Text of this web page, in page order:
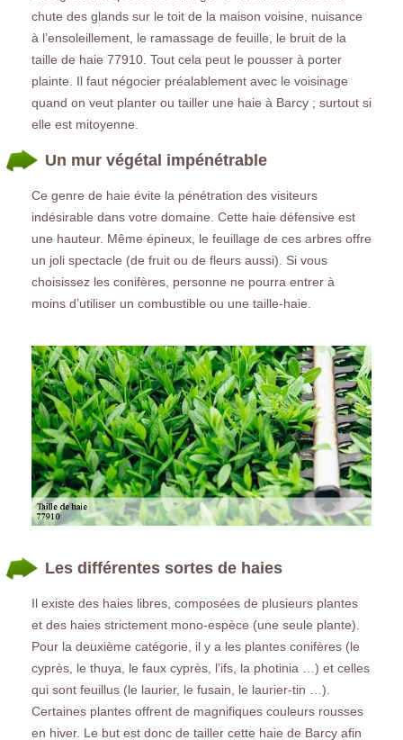
chute des glands sur le toit de la maison voisine, nuisance
à l’ensoleillement, le ramassage de feuille, le bruit de la
taille de haie 77910. Tout cela peut le pousser à porter
plainte. Il faut négocier préalablement avec le voisinage
quand on veut planter ou tailler une haie à Barcy ; surtout si
elle est mitoyenne.
Un mur végétal impénétrable
Ce genre de haie évite la pénétration des visiteurs
indésirable dans votre domaine. Cette haie défensive est
une hauteur. Même épineux, le feuillage de ces arbres offre
un joli spectacle (de fruit ou de fleurs aussi). Si vous
choisissez les conifères, personne ne pourra entrer à
moins d’utiliser un combustible ou une taille-haie.
Les différentes sortes de haies
Il existe des haies libres, composées de plusieurs plantes
et des haies strictement mono-espèce (une seule plante).
Pour la deuxième catégorie, il y a les plantes conifères (le
cyprès, le thuya, le faux cyprès, l’ifs, la photinia …) et celles
qui sont feuillus (le laurier, le fusain, le laurier-tin …).
Certaines plantes offrent de magnifiques couleurs rousses
en hiver. Le but est donc de tailler cette haie de Barcy afin